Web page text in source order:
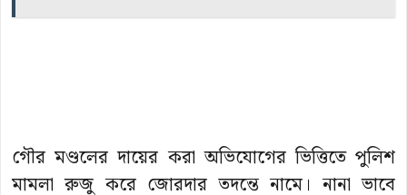
গৌর মণ্ডলের দায়ের করা অভিযোগের ভিত্তিতে পুলিশ
মামলা রুজু করে জোরদার তদন্তে নামে। নানা ভাবে